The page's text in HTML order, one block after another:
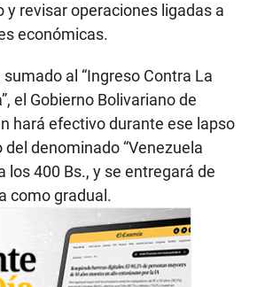
y revisar operaciones ligadas a
económicas.
al “Ingreso Contra La
el Gobierno Bolivariano de
hará efectivo durante ese lapso
denominado “Venezuela
los 400 Bs., y se entregará de
como gradual.